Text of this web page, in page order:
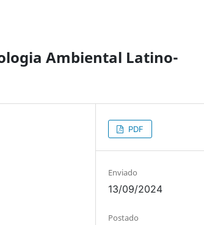
Ambiental Latino-
PDF
Enviado
13/09/2024
Postado